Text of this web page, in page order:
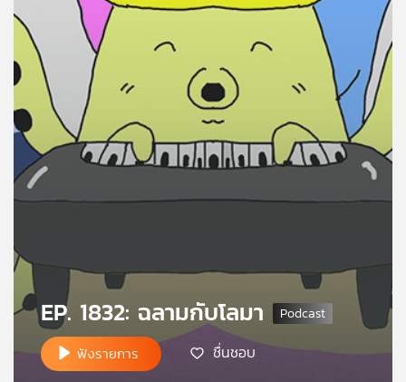
บทความ
ข่าว
และ
กิจกรรม
กับ
เรา
เครือ
ข่าย
EP. 1832: ฉลามกับโลมา
ฟังรายการ ชื่นชอบ